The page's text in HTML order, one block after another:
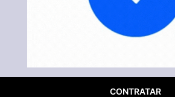
CONTRATAR